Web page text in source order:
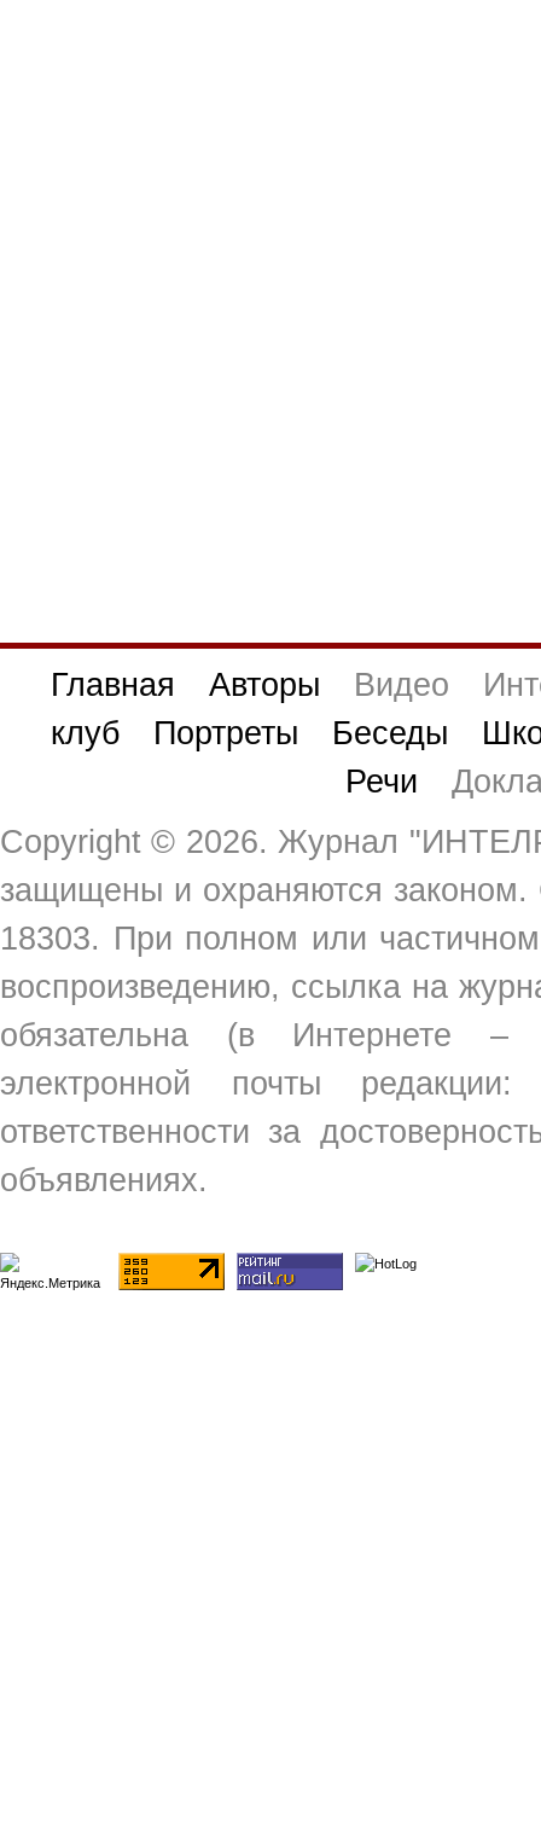
Главная Авторы Видео
клуб
Портреты Беседы
Речи
Copyright © 2026. Журнал
защищены и охраняются
18303. При полном или
воспроизведению, ссылка на
обязательна (в Интернете
электронной почты
ответственности за
объявлениях.